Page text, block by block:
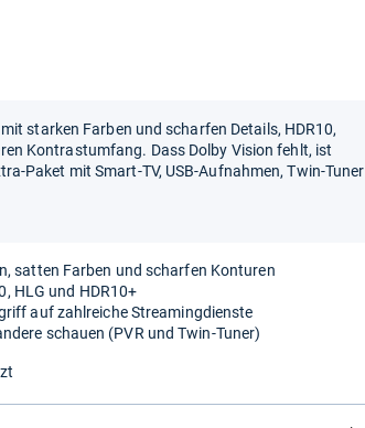
starken Farben und scharfen Details, HDR10,
Kontrastumfang. Dass Dolby Vision fehlt, ist
Paket mit Smart-TV, USB-Aufnahmen, Twin-Tuner
satten Farben und scharfen Konturen
HLG und HDR10+
auf zahlreiche Streamingdienste
schauen (PVR und Twin-Tuner)